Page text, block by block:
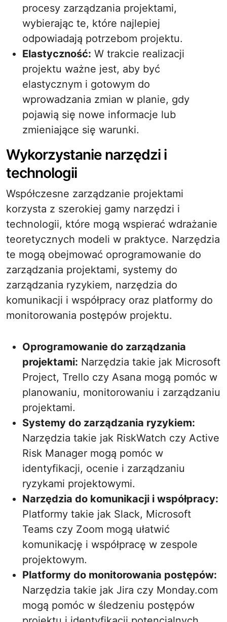
procesy zarządzania projektami,
wybierając te, które najlepiej
odpowiadają potrzebom projektu.
Elastyczność: W trakcie realizacji
projektu ważne jest, aby być
elastycznym i gotowym do
wprowadzania zmian w planie, gdy
pojawią się nowe informacje lub
zmieniające się warunki.
Wykorzystanie narzędzi i
technologii
Współczesne zarządzanie projektami
korzysta z szerokiej gamy narzędzi i
technologii, które mogą wspierać wdrażanie
teoretycznych modeli w praktyce. Narzędzia
te mogą obejmować oprogramowanie do
zarządzania projektami, systemy do
zarządzania ryzykiem, narzędzia do
komunikacji i współpracy oraz platformy do
monitorowania postępów projektu.
Oprogramowanie do zarządzania
projektami: Narzędzia takie jak Microsoft
Project, Trello czy Asana mogą pomóc w
planowaniu, monitorowaniu i zarządzaniu
projektami.
Systemy do zarządzania ryzykiem:
Narzędzia takie jak RiskWatch czy Active
Risk Manager mogą pomóc w
identyfikacji, ocenie i zarządzaniu
ryzykami projektowymi.
Narzędzia do komunikacji i współpracy:
Platformy takie jak Slack, Microsoft
Teams czy Zoom mogą ułatwić
komunikację i współpracę w zespole
projektowym.
Platformy do monitorowania postępów:
Narzędzia takie jak Jira czy Monday.com
mogą pomóc w śledzeniu postępów